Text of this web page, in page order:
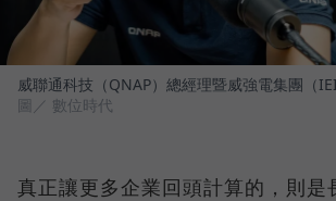
威聯通科技（QNAP）總經理暨威強電集團（
圖／ 數位時代
真正讓更多企業回頭計算的，則是